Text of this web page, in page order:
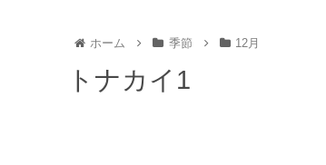
ホーム 季節 12月
トナカイ1